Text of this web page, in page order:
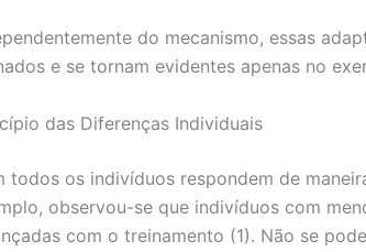
do mecanismo, essas
e se tornam evidentes apenas no
das Diferenças Individuais
todos os indivíduos respondem de
observou-se que indivíduos com
com o treinamento (1). Não se